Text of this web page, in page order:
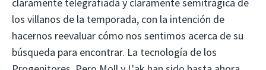
los villanos de la temporada, con la intención de
hacernos reevaluar cómo nos sentimos acerca de su
búsqueda para encontrar. La tecnología de los